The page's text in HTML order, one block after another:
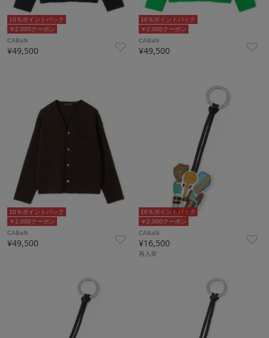
￥2,000クーポン
10％ポイントバック
CABaN
¥49,500
￥2,000クーポン
10％ポイントバック
CABaN
¥49,500
￥2,000クーポン
10％ポイントバック
CABaN
¥49,500
￥2,000クーポン
10％ポイントバック
CABaN
¥16,500
再入荷